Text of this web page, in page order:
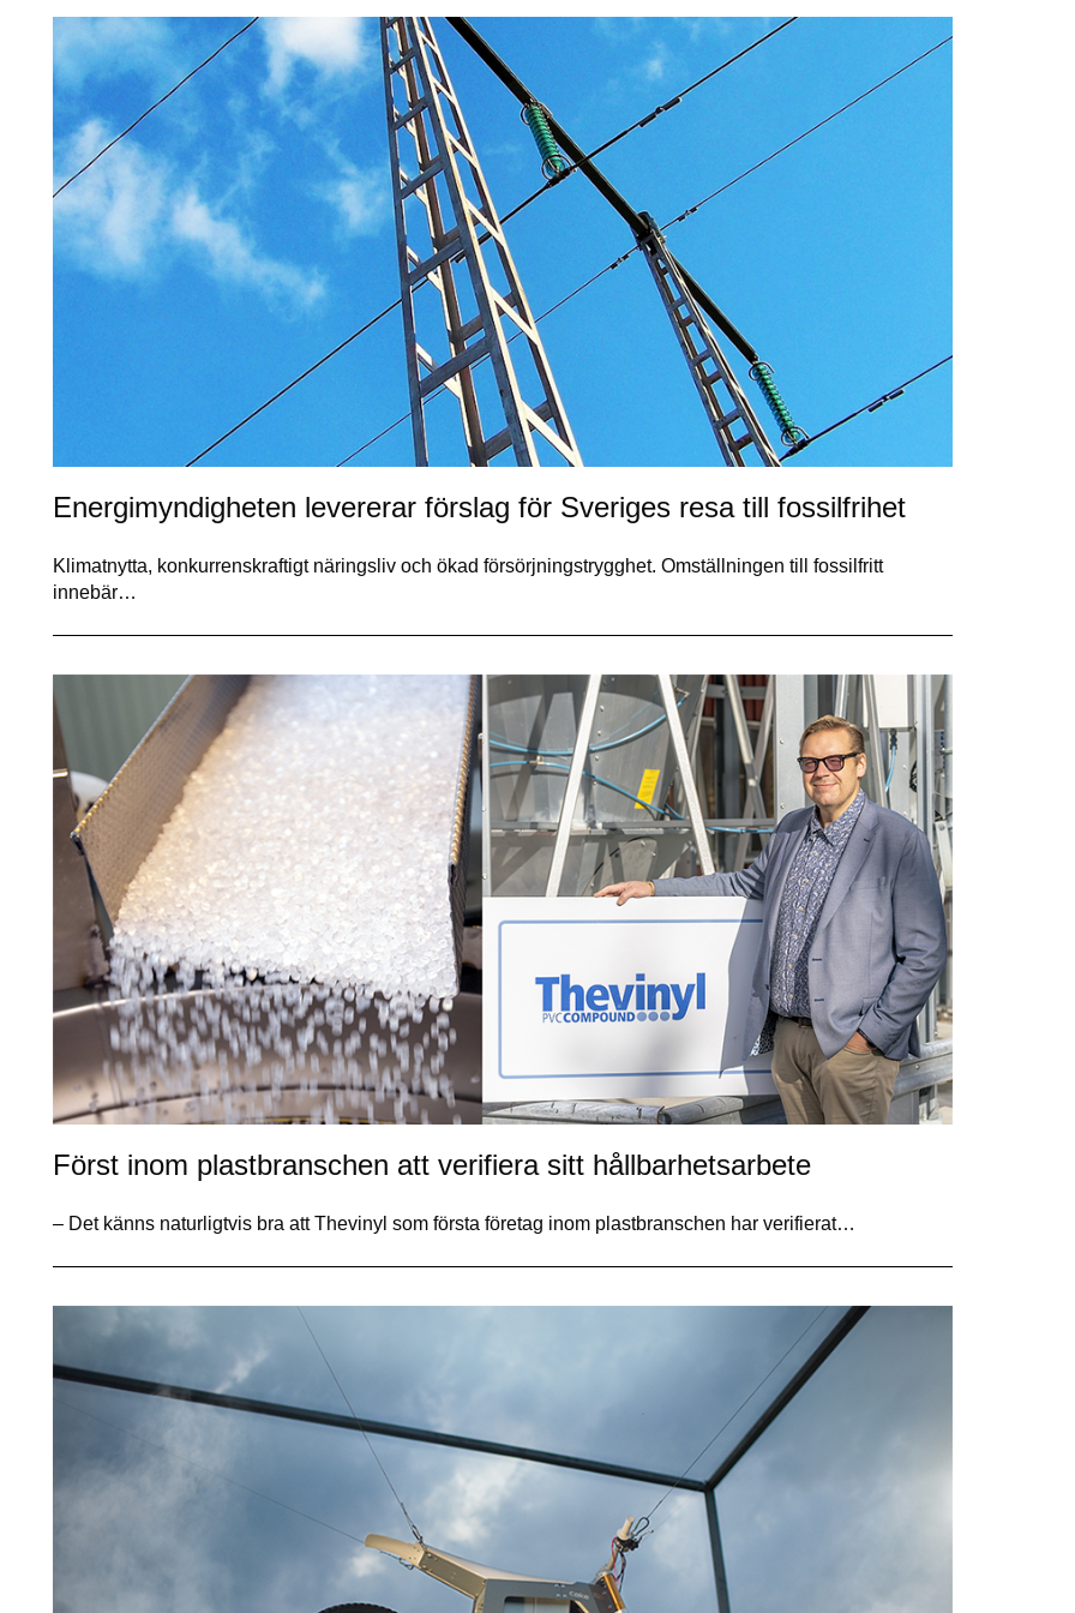
Energimyndigheten levererar förslag för Sveriges resa till fossilfrihet
Klimatnytta, konkurrenskraftigt näringsliv och ökad försörjningstrygghet. Omställningen till fossilfritt
innebär…
Först inom plastbranschen att verifiera sitt hållbarhetsarbete
– Det känns naturligtvis bra att Thevinyl som första företag inom plastbranschen har verifierat…